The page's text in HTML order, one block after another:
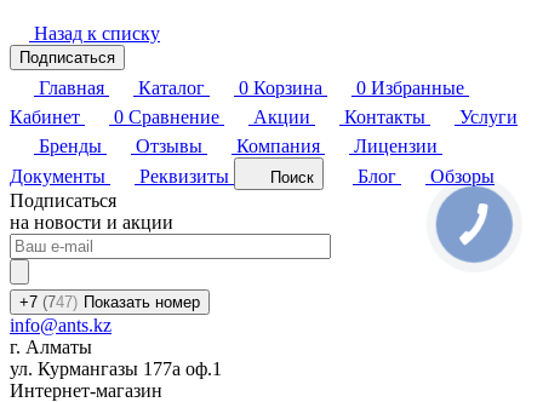
Назад к списку
Подписаться
Главная Каталог 0 Корзина 0 Избранные
Кабинет
0 Сравнение Акции Контакты
Услуги
Бренды
Отзывы Компания
Лицензии
Документы
Реквизиты Поиск Блог
Обзоры
Подписаться
на новости и акции
+7 (747) Показать номер
info@ants.kz
г. Алматы
ул. Курмангазы 177а оф.1
Интернет-магазин